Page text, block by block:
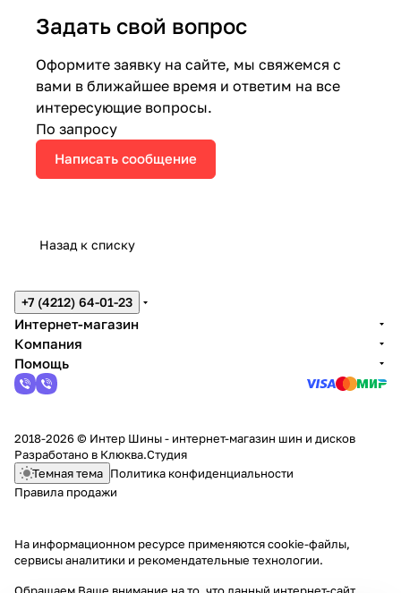
Задать свой вопрос
Оформите заявку на сайте, мы свяжемся с
вами в ближайшее время и ответим на все
интересующие вопросы.
По запросу
Написать сообщение
Назад к списку
+7 (4212) 64-01-23
Интернет-магазин
Компания
Помощь
2018-2026 © Интер Шины - интернет-магазин шин и дисков
Разработано в Клюква.Студия
Темная тема Политика конфиденциальности
Правила продажи
На информационном ресурсе применяютсяcookie-файлы,
сервисы аналитики и рекомендательные технологии.